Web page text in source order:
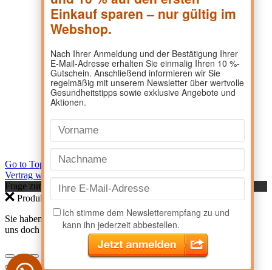
Go to Top
Vertrag widerrufen
Frage zum Produkt?
Produktanfrage
Sie haben eine Frage zu einem Produkt? Dann kontaktieren Sie
uns doch direkt hier.